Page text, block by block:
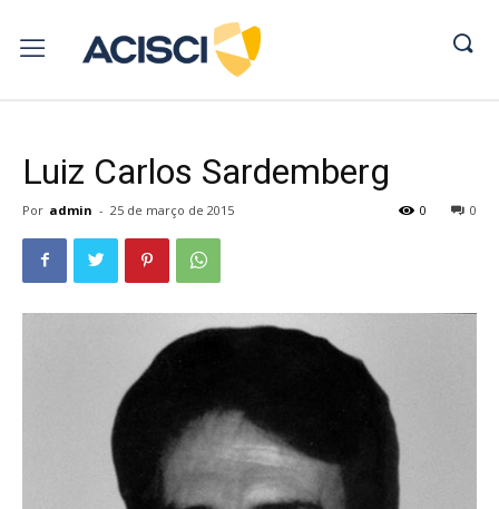
Luiz Carlos Sardemberg
Por admin - 25 de março de 2015 0
0